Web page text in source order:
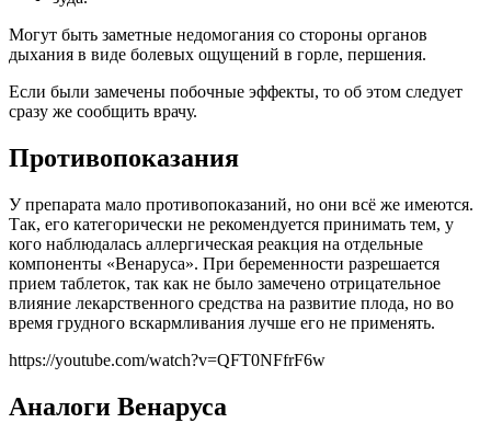
Могут быть заметные недомогания со стороны органов
дыхания в виде болевых ощущений в горле, першения.
Если были замечены побочные эффекты, то об этом следует
сразу же сообщить врачу.
Противопоказания
У препарата мало противопоказаний, но они всё же имеются.
Так, его категорически не рекомендуется принимать тем, у
кого наблюдалась аллергическая реакция на отдельные
компоненты «Венаруса». При беременности разрешается
прием таблеток, так как не было замечено отрицательное
влияние лекарственного средства на развитие плода, но во
время грудного вскармливания лучше его не применять.
https://youtube.com/watch?v=QFT0NFfrF6w
Аналоги Венаруса